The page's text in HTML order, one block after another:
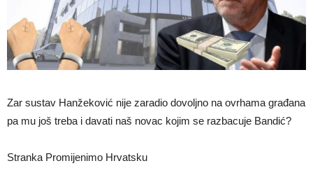
Zar sustav Hanžeković nije zaradio dovoljno na ovrhama građana
pa mu još treba i davati naš novac kojim se razbacuje Bandić?
Stranka Promijenimo Hrvatsku